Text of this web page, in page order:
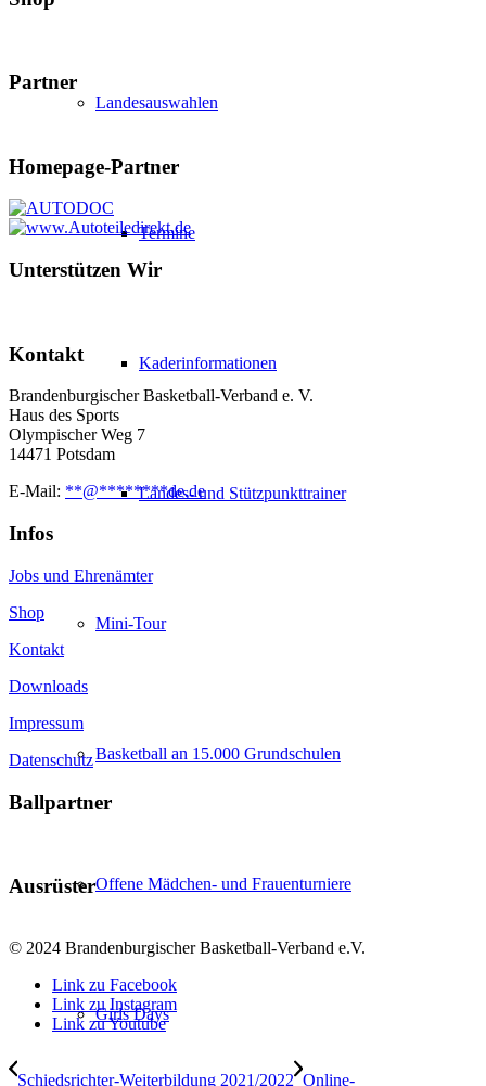
Landesauswahlen
Termine
Kaderinformationen
Landes- und Stützpunkttrainer
Mini-Tour
Basketball an 15.000 Grundschulen
Offene Mädchen- und Frauenturniere
Girls Days
Partner
Homepage-Partner
Unterstützen Wir
Kontakt
Brandenburgischer Basketball-Verband e. V.
Haus des Sports
Olympischer Weg 7
14471 Potsdam
E-Mail: **@********de.de
Infos
Jobs und Ehrenämter
Shop
Kontakt
Downloads
Impressum
Datenschutz
Ballpartner
Ausrüster
© 2024 Brandenburgischer Basketball-Verband e.V.
Link zu Facebook
Link zu Instagram
Link zu Youtube
Schiedsrichter-Weiterbildung 2021/2022 Online-